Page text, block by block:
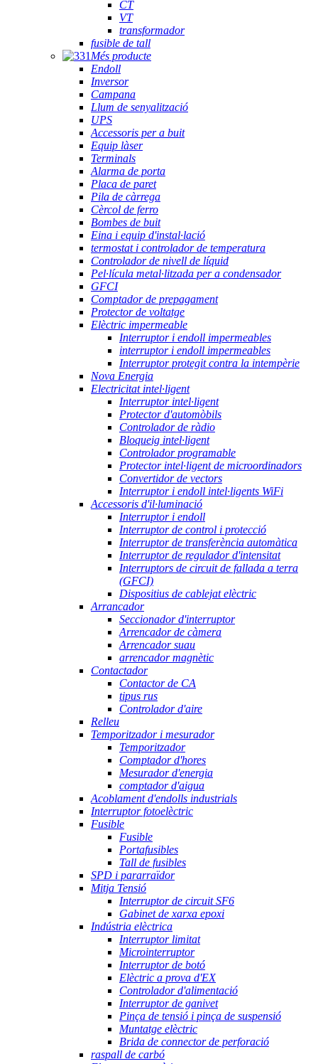
CT
VT
transformador
fusible de tall
Més producte
Endoll
Inversor
Campana
Llum de senyalització
UPS
Accessoris per a buit
Equip làser
Terminals
Alarma de porta
Placa de paret
Pila de càrrega
Cèrcol de ferro
Bombes de buit
Eina i equip d'instal·lació
termostat i controlador de temperatura
Controlador de nivell de líquid
Pel·lícula metal·litzada per a condensador
GFCI
Comptador de prepagament
Protector de voltatge
Elèctric impermeable
Interruptor i endoll impermeables
interruptor i endoll impermeables
Interruptor protegit contra la intempèrie
Nova Energia
Electricitat intel·ligent
Interruptor intel·ligent
Protector d'automòbils
Controlador de ràdio
Bloqueig intel·ligent
Controlador programable
Protector intel·ligent de microordinadors
Convertidor de vectors
Interruptor i endoll intel·ligents WiFi
Accessoris d'il·luminació
Interruptor i endoll
Interruptor de control i protecció
Interruptor de transferència automàtica
Interruptor de regulador d'intensitat
Interruptors de circuit de fallada a terra
(GFCI)
Dispositius de cablejat elèctric
Arrancador
Seccionador d'interruptor
Arrencador de càmera
Arrencador suau
arrencador magnètic
Contactador
Contactor de CA
tipus rus
Controlador d'aire
Relleu
Temporitzador i mesurador
Temporitzador
Comptador d'hores
Mesurador d'energia
comptador d'aigua
Acoblament d'endolls industrials
Interruptor fotoelèctric
Fusible
Fusible
Portafusibles
Tall de fusibles
SPD i pararraïdor
Mitja Tensió
Interruptor de circuit SF6
Gabinet de xarxa epoxi
Indústria elèctrica
Interruptor limitat
Microinterruptor
Interruptor de botó
Elèctric a prova d'EX
Controlador d'alimentació
Interruptor de ganivet
Pinça de tensió i pinça de suspensió
Muntatge elèctric
Brida de connector de perforació
raspall de carbó